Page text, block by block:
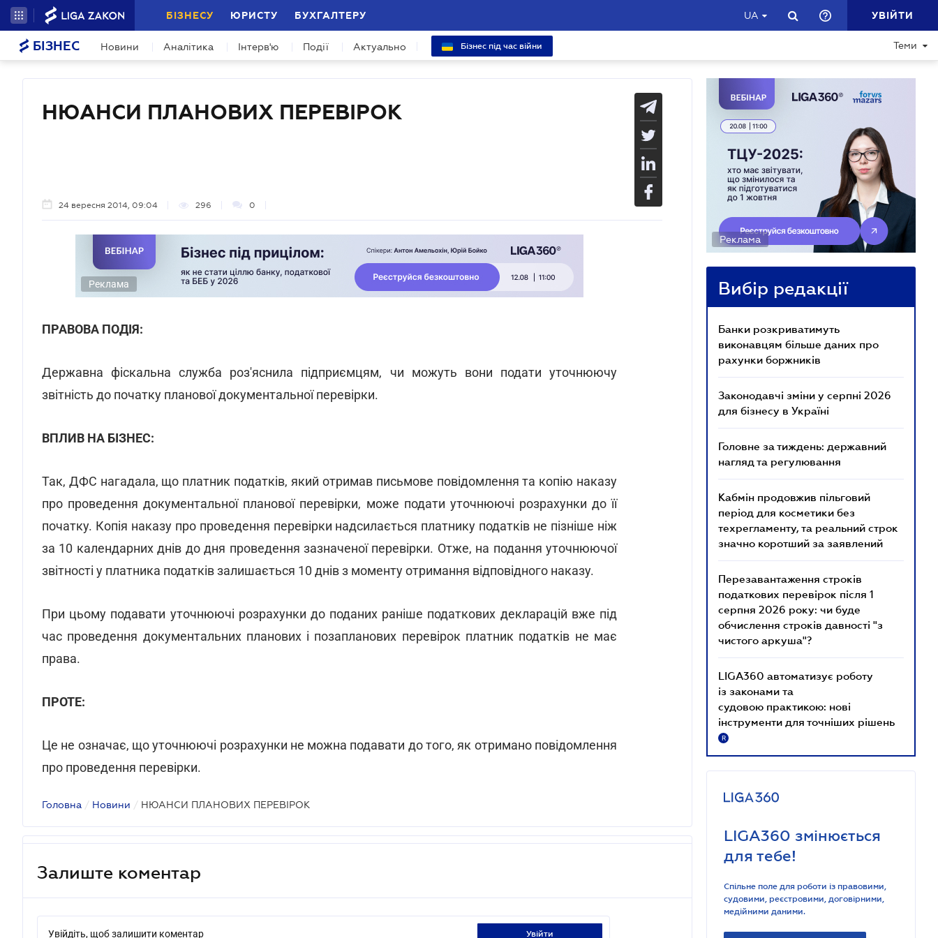
БІЗНЕСУ ЮРИСТУ БУХГАЛТЕРУ UA УВІЙТИ
БІЗНЕС Новини Аналітика Інтерв'ю Події Актуально Бізнес під час війни Теми
НЮАНСИ ПЛАНОВИХ ПЕРЕВІРОК
24 вересня 2014, 09:04 296 0
Реклама
ПРАВОВА ПОДІЯ:
Державна фіскальна служба роз'яснила підприємцям, чи можуть вони подати уточнюючу
звітність до початку планової документальної перевірки.
ВПЛИВ НА БІЗНЕС:
Так, ДФС нагадала, що платник податків, який отримав письмове повідомлення та копію наказу
про проведення документальної планової перевірки, може подати уточнюючі розрахунки до її
початку. Копія наказу про проведення перевірки надсилається платнику податків не пізніше ніж
за 10 календарних днів до дня проведення зазначеної перевірки. Отже, на подання уточнюючої
звітності у платника податків залишається 10 днів з моменту отримання відповідного наказу.
При цьому подавати уточнюючі розрахунки до поданих раніше податкових декларацій вже під
час проведення документальних планових і позапланових перевірок платник податків не має
права.
ПРОТЕ:
Це не означає, що уточнюючі розрахунки не можна подавати до того, як отримано повідомлення
про проведення перевірки.
Головна / Новини / НЮАНСИ ПЛАНОВИХ ПЕРЕВІРОК
Залиште коментар
Увійдіть, щоб залишити коментар увійти
Реклама
Вибір редакції
Банки розкриватимуть
виконавцям більше даних про
рахунки боржників
Законодавчі зміни у серпні 2026
для бізнесу в Україні
Головне за тиждень: державний
нагляд та регулювання
Кабмін продовжив пільговий
період для косметики без
техрегламенту, та реальний строк
значно коротший за заявлений
Перезавантаження строків
податкових перевірок після 1
серпня 2026 року: чи буде
обчислення строків давності "з
чистого аркуша"?
LIGA360 автоматизує роботу
із законами та
судовою практикою: нові
інструменти для точніших рішень
R
LIGA360 змінюється
для тебе!
Спільне поле для роботи із правовими,
судовими, реєстровими, договірними,
медійними даними.